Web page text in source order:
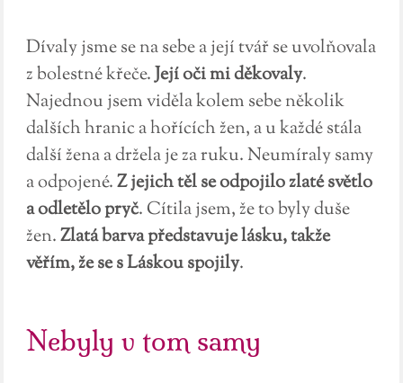
Dívaly jsme se na sebe a její tvář se uvolňovala
z bolestné křeče.Její oči mi děkovaly.
Najednou jsem viděla kolem sebe několik
dalších hranic a hořících žen, a u každé stála
další žena a držela je za ruku. Neumíraly samy
a odpojené.Z jejich těl se odpojilo zlaté světlo
a odletělo pryč. Cítila jsem, že to byly duše
žen.Zlatá barva představuje lásku, takže
věřím, že se s Láskou spojily.
Nebyly v tom samy